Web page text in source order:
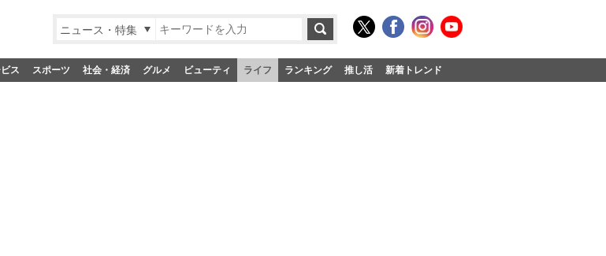
ニュース・特集
ス スポーツ 社会・経済 グルメ ビューティ ライフ ランキング 推し活 新着トレンド